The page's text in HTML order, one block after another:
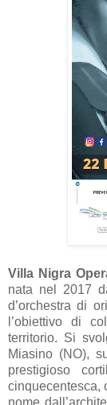
Villa Nigra
nata nel 2017
d’orchestra di
l’obiettivo di
territorio. Si
Miasino (NO),
prestigioso
cinquecentesca,
nome